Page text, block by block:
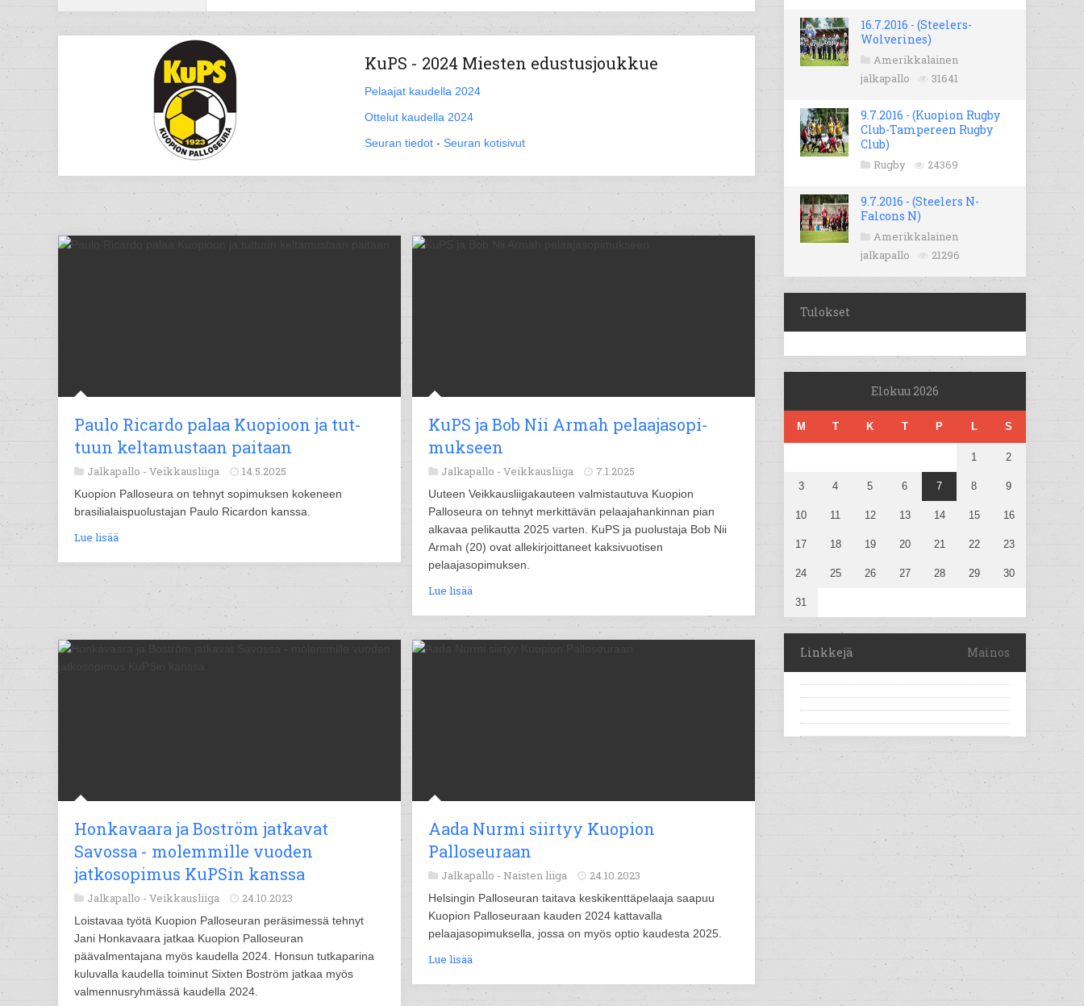
KuPS - 2024 Miesten edustusjoukkue
Pelaajat kaudella 2024
Ottelut kaudella 2024
Seuran tiedot - Seuran kotisivut
Pau­lo Ri­car­do pa­laa Kuo­pioon ja tut­
tuun kel­ta­mus­taan pai­taan
Jalkapallo - Veikkausliiga 14.5.2025
Kuopion Palloseura on tehnyt sopimuksen kokeneen
brasilialaispuolustajan Paulo Ricardon kanssa.
Lue lisää
KuPS ja Bob Nii Ar­mah pe­laa­ja­so­pi­
muk­seen
Jalkapallo - Veikkausliiga 7.1.2025
Uuteen Veikkausliigakauteen valmistautuva Kuopion
Palloseura on tehnyt merkittävän pelaajahankinnan pian
alkavaa pelikautta 2025 varten. KuPS ja puolustaja Bob Nii
Armah (20) ovat allekirjoittaneet kaksivuotisen
pelaajasopimuksen.
Lue lisää
Honkavaara ja Boström jatkavat
Savossa - molemmille vuoden
jatkosopimus KuPSin kanssa
Jalkapallo - Veikkausliiga 24.10.2023
Loistavaa työtä Kuopion Palloseuran peräsimessä tehnyt
Jani Honkavaara jatkaa Kuopion Palloseuran
päävalmentajana myös kaudella 2024. Honsun tutkaparina
kuluvalla kaudella toiminut Sixten Boström jatkaa myös
valmennusryhmässä kaudella 2024.
Aada Nurmi siirtyy Kuopion
Palloseuraan
Jalkapallo - Naisten liiga 24.10.2023
Helsingin Palloseuran taitava keskikenttäpelaaja saapuu
Kuopion Palloseuraan kauden 2024 kattavalla
pelaajasopimuksella, jossa on myös optio kaudesta 2025.
Lue lisää
16.7.2016 - (Steelers-
Wolverines)
Amerikkalainen
jalkapallo
31641
9.7.2016 - (Kuopion Rugby
Club-Tampereen Rugby
Club)
Rugby 24369
9.7.2016 - (Steelers N-
Falcons N)
Amerikkalainen
jalkapallo
21296
Tulokset
Elokuu 2026
M T K T P L S
1 2
3 4 5 6 7 8 9
10 11 12 13 14 15 16
17 18 19 20 21 22 23
24 25 26 27 28 29 30
31
Linkkejä Mainos